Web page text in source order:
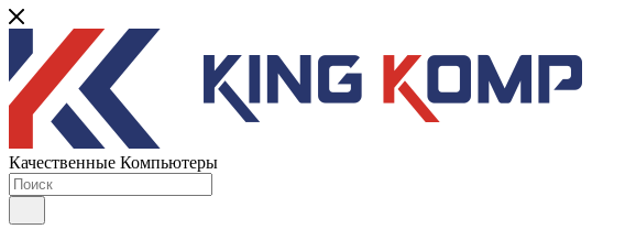
Качественные Компьютеры